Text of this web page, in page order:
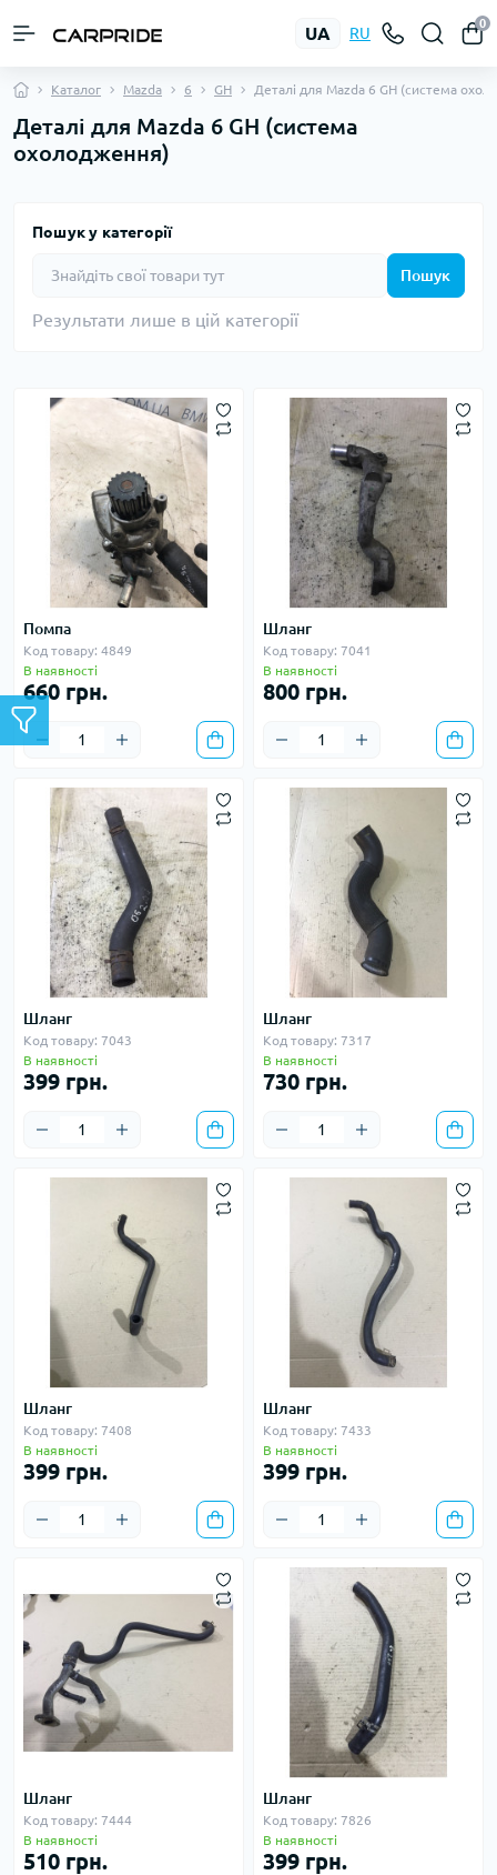
UA RU
0
Каталог Mazda 6 GH Деталі для Mazda 6 GH (система
Деталі для Mazda 6 GH (система
охолодження)
Пошук у категорії
Пошук
Результати лише в цій категорії
Помпа
Код товару: 4849
В наявності
660 грн.
Шланг
Код товару: 7041
В наявності
800 грн.
Шланг
Код товару: 7043
В наявності
399 грн.
Шланг
Код товару: 7317
В наявності
730 грн.
Шланг
Код товару: 7408
В наявності
399 грн.
Шланг
Код товару: 7433
В наявності
399 грн.
Шланг
Код товару: 7444
В наявності
510 грн.
Шланг
Код товару: 7826
В наявності
399 грн.